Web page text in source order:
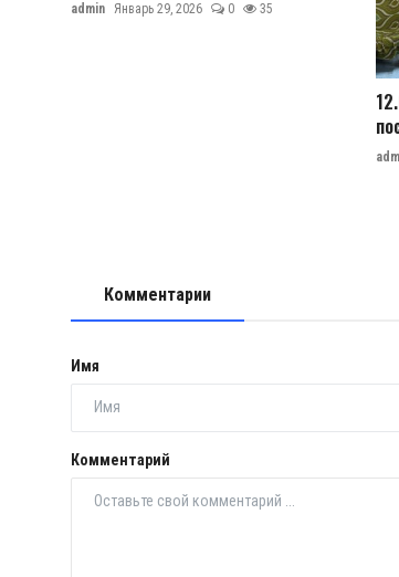
admin Январь 29, 2026 0 35
Комментарии
Имя
Комментарий